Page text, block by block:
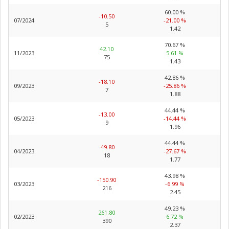
07/2024
-10.50
5
60.00 %
-21.00 %
1.42
11/2023
42.10
75
70.67 %
5.61 %
1.43
09/2023
-18.10
7
42.86 %
-25.86 %
1.88
05/2023
-13.00
9
44.44 %
-14.44 %
1.96
04/2023
-49.80
18
44.44 %
-27.67 %
1.77
03/2023
-150.90
216
43.98 %
-6.99 %
2.45
02/2023
261.80
390
49.23 %
6.72 %
2.37